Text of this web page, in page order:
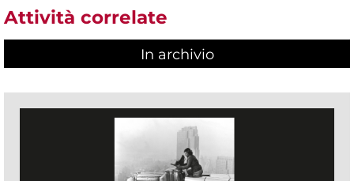
Attività correlate
In archivio